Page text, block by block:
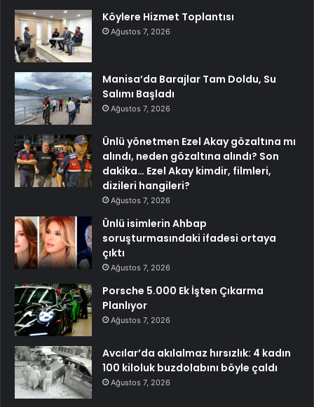
Köylere Hizmet Toplantısı
Ağustos 7, 2026
Manisa’da Barajlar Tam Doldu, Su
Salımı Başladı
Ağustos 7, 2026
Ünlü yönetmen Ezel Akay gözaltına mı
alındı, neden gözaltına alındı? Son
dakika… Ezel Akay kimdir, filmleri,
dizileri hangileri?
Ağustos 7, 2026
Ünlü isimlerin Ahbap
soruşturmasındaki ifadesi ortaya
çıktı
Ağustos 7, 2026
Porsche 5.000 Ek İşten Çıkarma
Planlıyor
Ağustos 7, 2026
Avcılar’da akılalmaz hırsızlık: 4 kadın
100 kiloluk buzdolabını böyle çaldı
Ağustos 7, 2026